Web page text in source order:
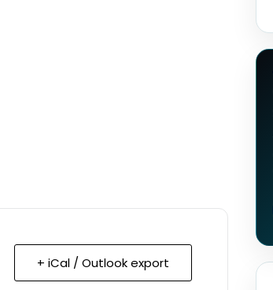
+ iCal / Outlook export